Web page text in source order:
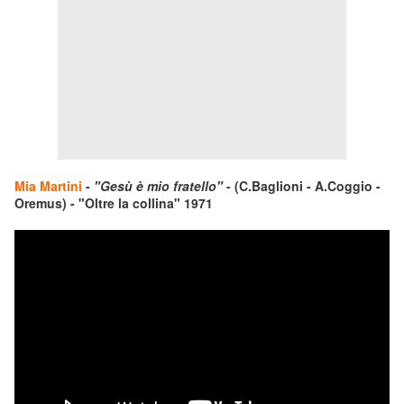
Mia Martini - "Gesù è mio fratello"- (C.Baglioni - A.Coggio -
Oremus) - "Oltre la collina" 1971